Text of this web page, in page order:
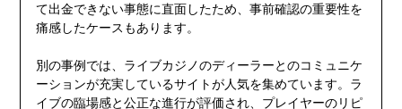
て出金できない事態に直面したため、事前確認の重要性を
痛感したケースもあります。
別の事例では、ライブカジノのディーラーとのコミュニケ
ーションが充実しているサイトが人気を集めています。ラ
イブの臨場感と公正な進行が評価され、プレイヤーのリピ